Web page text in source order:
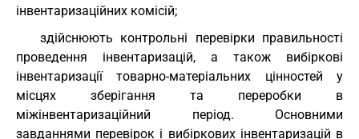
інвентаризаційних комісій;
здійснюють контрольні перевірки правильності
проведення інвентаризацій, а також вибіркові
інвентаризації товарно-матеріальних цінностей у
місцях зберігання та переробки в
міжінвентаризаційний період. Основними
завданнями перевірок і вибіркових інвентаризацій в